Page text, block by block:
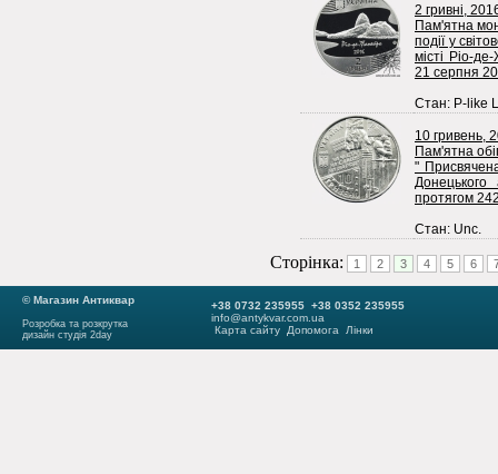
2 гривні,
Пам'ятна
події у
місті Ріо-
21 серпня
Стан: P-like
10 гривень,
Пам'ятна
"
протягом
Стан: Unc.
Сторінка: 1 2 3 4 5 6
© Магазин Антиквар
Розробка та розкрутка
дизайн студія 2day
+38 0732 235955 +38 0352 235955
info@antykvar.com.ua
Карта сайту
Допомога Лінки